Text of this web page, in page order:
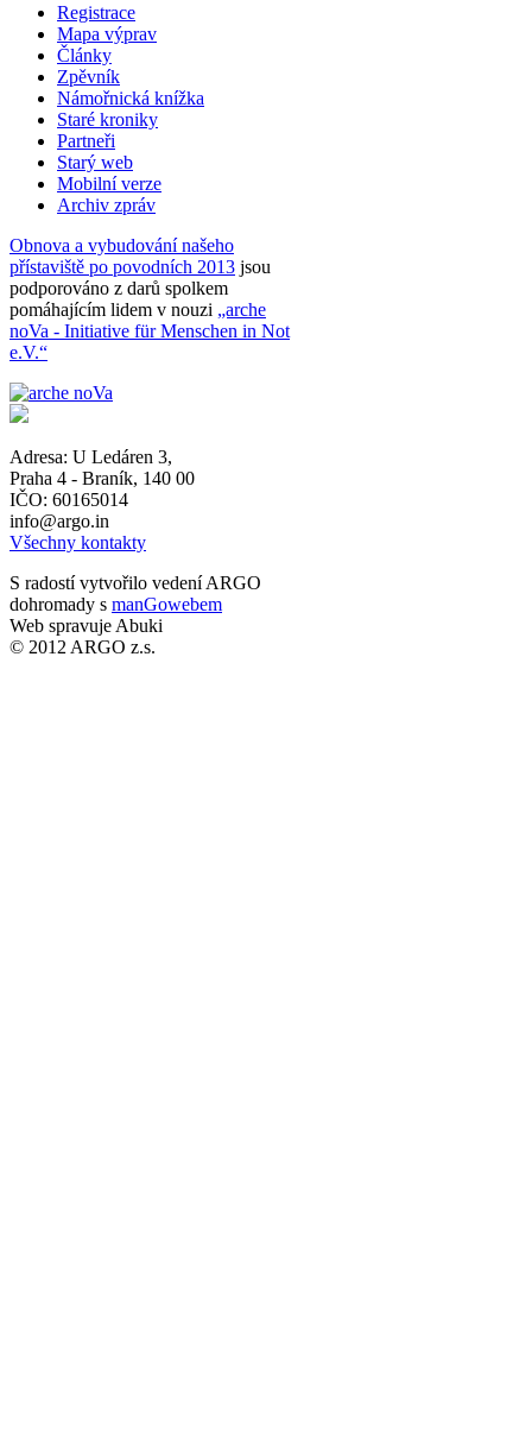
Registrace
Mapa výprav
Články
Zpěvník
Námořnická knížka
Staré kroniky
Partneři
Starý web
Mobilní verze
Archiv zpráv
Obnova a vybudování našeho
přístaviště po povodních 2013 jsou
podporováno z darů spolkem
pomáhajícím lidem v nouzi „arche
noVa - Initiative für Menschen in Not
e.V.“
Adresa: U Ledáren 3,
Praha 4 - Braník, 140 00
IČO: 60165014
info@argo.in
Všechny kontakty
S radostí vytvořilo vedení ARGO
dohromady s manGowebem
Web spravuje Abuki
© 2012 ARGO z.s.